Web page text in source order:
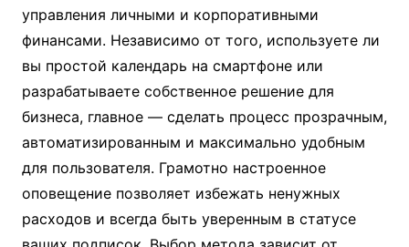
управления личными и корпоративными
финансами. Независимо от того, используете ли
вы простой календарь на смартфоне или
разрабатываете собственное решение для
бизнеса, главное — сделать процесс прозрачным,
автоматизированным и максимально удобным
для пользователя. Грамотно настроенное
оповещение позволяет избежать ненужных
расходов и всегда быть уверенным в статусе